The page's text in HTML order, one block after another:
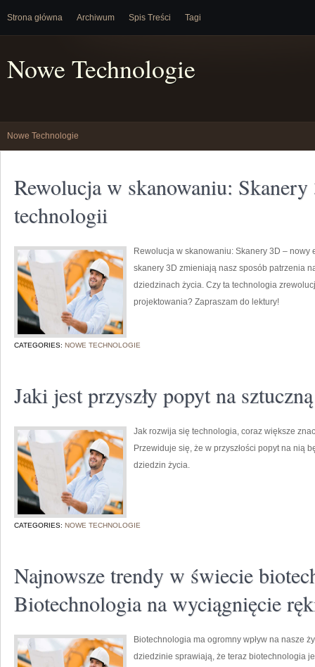
Strona główna Archiwum Spis Treści Tagi
Nowe Technologie
Nowe Technologie
Rewolucja w skanowaniu:
technologii
Rewolucja w skanowaniu: Skanery 3D –
skanery 3D zmieniają nasz sposób patrzenia
dziedzinach życia. Czy ta technologia
projektowania? Zapraszam do lektury!
CATEGORIES: NOWE TECHNOLOGIE
Jaki jest przyszły popyt na
Jak rozwija się technologia, coraz większe
Przewiduje się, że w przyszłości popyt na nią
dziedzin życia.
CATEGORIES: NOWE TECHNOLOGIE
Najnowsze trendy w świecie
Biotechnologia na wyciągnięcie
Biotechnologia ma ogromny wpływ na nasze
dziedzinie sprawiają, że teraz biotechnologia